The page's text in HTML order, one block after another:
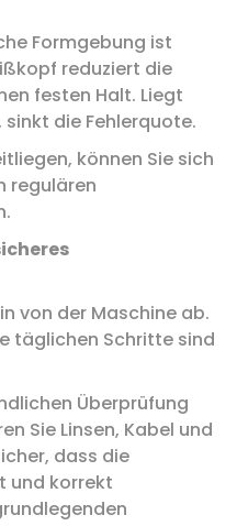
Formgebung ist
reduziert die
festen Halt. Liegt
die Fehlerquote.
können Sie sich
regulären
von der Maschine ab.
täglichen Schritte sind
Überprüfung
Sie Linsen, Kabel und
dass die
und korrekt